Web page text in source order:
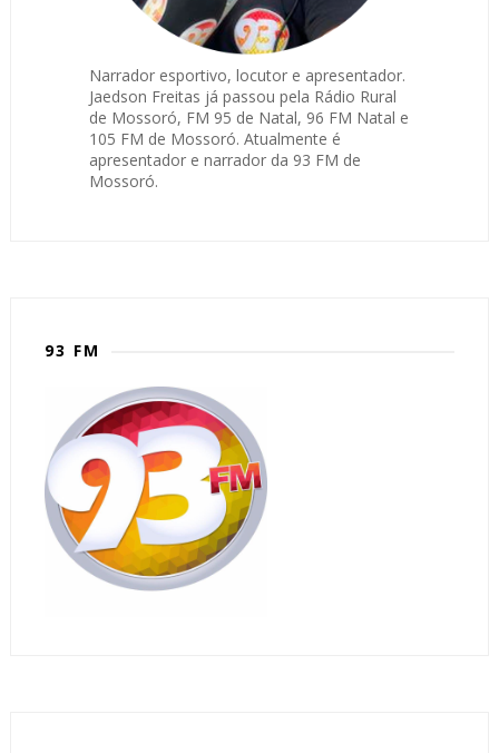
Narrador esportivo, locutor e apresentador.
Jaedson Freitas já passou pela Rádio Rural
de Mossoró, FM 95 de Natal, 96 FM Natal e
105 FM de Mossoró. Atualmente é
apresentador e narrador da 93 FM de
Mossoró.
93 FM